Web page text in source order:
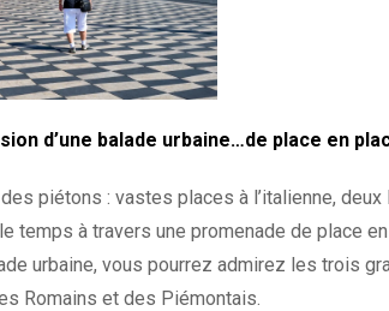
d’une balade urbaine…de place en
piétons : vastes places à l’italienne, deux
temps à travers une promenade de place
urbaine, vous pourrez admirez les trois
Romains et des Piémontais.